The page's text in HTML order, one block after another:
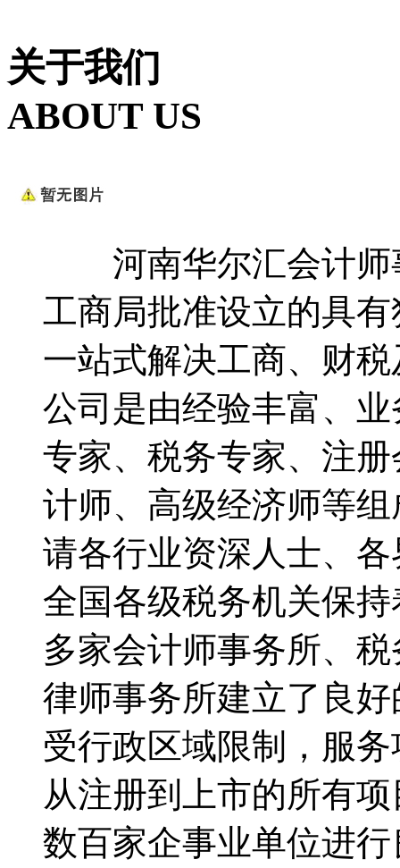
关于我们
ABOUT US
河南华尔汇会计师
工商局批准设立的具
一站式解决工商、财
公司是由经验丰富、
专家、税务专家、注
计师、高级经济师等
请各行业资深人士、
全国各级税务机关保
多家会计师事务所、
律师事务所建立了良
受行政区域限制，服
从注册到上市的所有
数百家企事业单位进